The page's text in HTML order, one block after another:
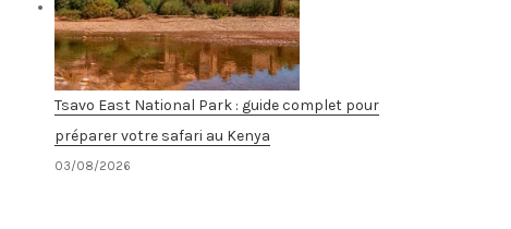
Tsavo East National Park : guide complet pour
préparer votre safari au Kenya
03/08/2026